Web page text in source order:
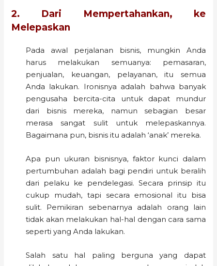
2. Dari Mempertahankan, ke
Melepaskan
Pada awal perjalanan bisnis, mungkin Anda
harus melakukan semuanya: pemasaran,
penjualan, keuangan, pelayanan, itu semua
Anda lakukan. Ironisnya adalah bahwa banyak
pengusaha bercita-cita untuk dapat mundur
dari bisnis mereka, namun sebagian besar
merasa sangat sulit untuk melepaskannya.
Bagaimana pun, bisnis itu adalah ‘anak’ mereka.
Apa pun ukuran bisnisnya, faktor kunci dalam
pertumbuhan adalah bagi pendiri untuk beralih
dari pelaku ke pendelegasi. Secara prinsip itu
cukup mudah, tapi secara emosional itu bisa
sulit. Pemikiran sebenarnya adalah orang lain
tidak akan melakukan hal-hal dengan cara sama
seperti yang Anda lakukan.
Salah satu hal paling berguna yang dapat